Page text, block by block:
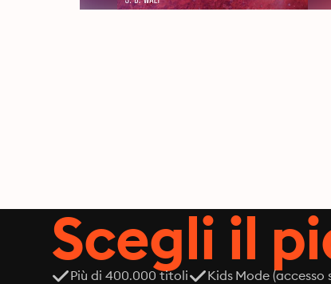
Scegli il
Più di 400.000 titoli Kids Mode